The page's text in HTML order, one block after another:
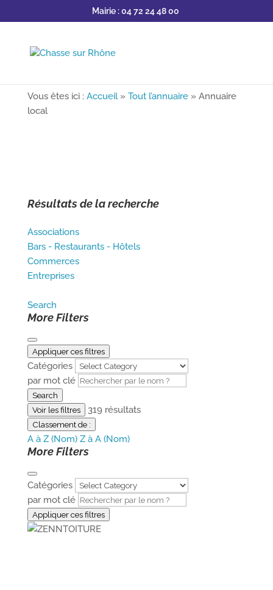
Mairie : 04 72 24 48 00
Vous êtes ici : Accueil» Tout l’annuaire» Annuaire
local
Résultats de la recherche
Associations
Bars - Restaurants - Hôtels
Commerces
Entreprises
Search
More Filters
Appliquer ces filtres
Catégories
par mot clé
Search
Voir les filtres
319résultats
Classement de :
A à Z (Nom) Z à A (Nom)
More Filters
Catégories
par mot clé
Appliquer ces filtres